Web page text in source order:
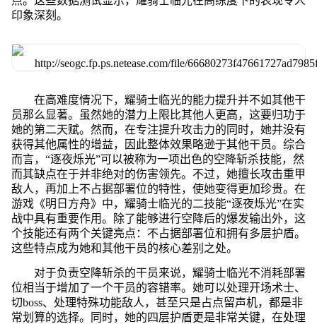
印象深刻。
在高难度情况下，耀骑士临光的能力提升并不如其他干
员那么显著。虽然她的潜力上限比其他人更高，这要归功于
她的第二天赋。然而，在专注提升攻击力的同时，她并没有
获得其他属性的增益，因此整体效果略逊于其他干员。综合
而言，“逐夜烁光”可以被称为一项出色的空降斩杀技能，然
而其缺点在于并非绝对的伤害领先。不过，她擅长攻击重甲
敌人，再加上不占据部署位的特性，使她变得更加珍贵。在
游戏《明日方舟》中，耀骑士临光的二技能“逐夜烁光”在实
战中具有重要作用。除了能够进行空降后的爆发输出外，这
个技能还有两个关键亮点：不占据部署位和拥有多层护盾。
这些特点成为她和其他干员的核心差别之处。
对于负责空降斩杀的干员来说，耀骑士临光不消耗部署
位相当于增加了一个干员的容错率。她可以处理开场术士、
切boss、处理特殊功能敌人，甚至只是占点留声机，都是非
常划算的选择。同时，她的四层护盾更是非常关键，在处理